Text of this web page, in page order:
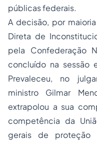
públicas federais.
A decisão, por
Direta de
pela Confederação
concluído na sessão
Prevaleceu, no
ministro Gilmar
extrapolou a sua
competência da
gerais de